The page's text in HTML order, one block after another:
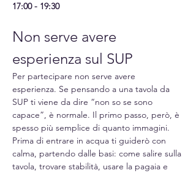
17:00 - 19:30
Non serve avere
esperienza sul SUP
Per partecipare non serve avere
esperienza. Se pensando a una tavola da
SUP ti viene da dire “non so se sono
capace”, è normale. Il primo passo, però, è
spesso più semplice di quanto immagini.
Prima di entrare in acqua ti guiderò con
calma, partendo dalle basi: come salire sulla
tavola, trovare stabilità, usare la pagaia e